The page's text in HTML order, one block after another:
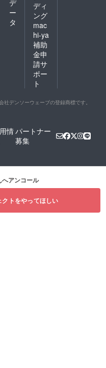
デ
ー
タ
ディ
ング
mac
hi-ya
補助
金申
請サ
ポー
ト
社デンソーウェーブの登録商標です。
情パートナー
募集
へアンコール
トをやってほしい